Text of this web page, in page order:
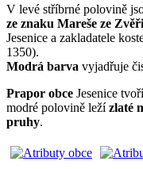
V levé stříbrné polovině
ze znaku Mareše ze
Jesenice a zakladatele
1350).
Modrá barva vyjadřuje
Prapor obce Jesenice
modré polovině ležízlaté
pruhy.